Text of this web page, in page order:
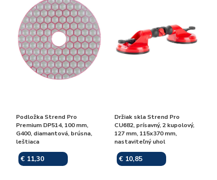
Podložka Strend Pro
Premium DP514, 100 mm,
G400, diamantová, brúsna,
leštiaca
€ 11,30
Držiak skla Strend Pro
CU682, prísavný, 2 kupolový,
127 mm, 115x370 mm,
nastaviteľný uhol
€ 10,85